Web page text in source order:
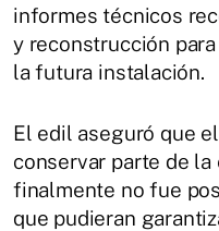
informes técnicos
y reconstrucción
la futura instalación.
El edil aseguró que
conservar parte de
finalmente no fue
que pudieran